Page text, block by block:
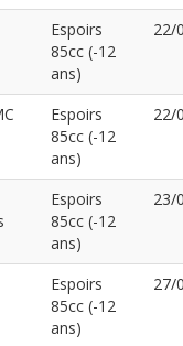
Espoirs
85cc (-12
ans)
22/
Espoirs
85cc (-12
ans)
22/
Espoirs
85cc (-12
ans)
23/
Espoirs
85cc (-12
ans)
27/